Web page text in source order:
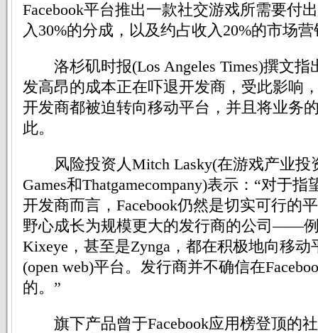
Facebook平台推出一款社交游戏所需要付
入30%的分成，以及约占收入20%的市场
洛杉矶时报(Los Angeles Times)撰文指
发高昂的成本正在吓退开发商，受此影响
开发商都被迫转向移动平台，并且将业务
此。
风险投资人Mitch Lasky(在游戏产业投
Games和Thatgamecompany)表示：“对于
开发商而言，Facebook仍然是切实可行的
野心成长为规模更大的发行商的公司——
Kixeye，甚至是Zynga，都在积极地向移动
(open web)平台。发行商并不确信在
的。”
旗下产品曾于Facebook应用榜登顶的